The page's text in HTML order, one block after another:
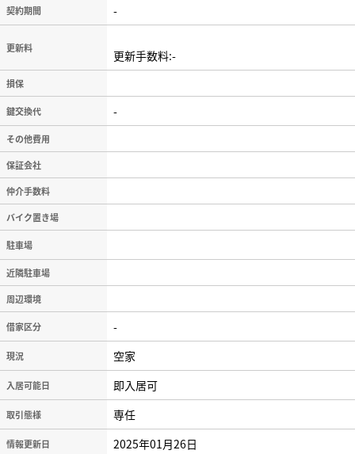
契約期間 -
更新料 更新手数料:-
損保
鍵交換代 -
その他費用
保証会社
仲介手数料
バイク置き場
駐車場
近隣駐車場
周辺環境
借家区分 -
現況 空家
入居可能日 即入居可
取引態様 専任
情報更新日 2025年01月26日